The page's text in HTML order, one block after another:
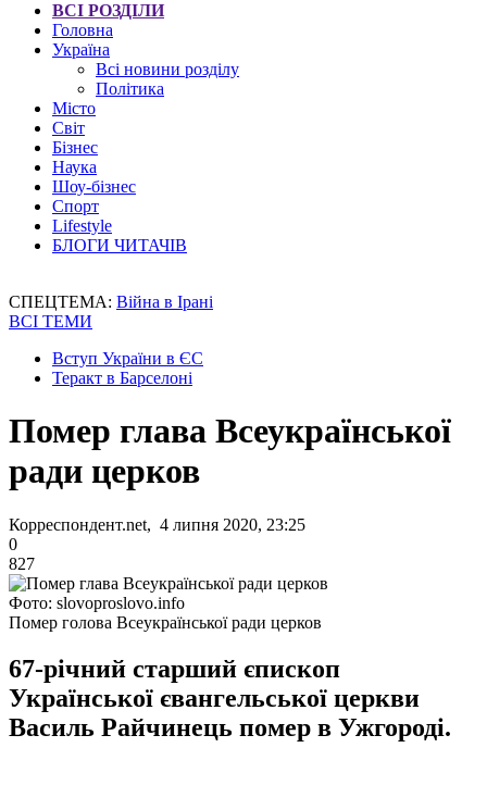
ВСІ РОЗДІЛИ
Головна
Україна
Всі новини розділу
Політика
Місто
Світ
Бізнес
Наука
Шоу-бізнес
Спорт
Lifestyle
БЛОГИ ЧИТАЧІВ
СПЕЦТЕМА: Війна в Ірані
ВСІ ТЕМИ
Вступ України в ЄС
Теракт в Барселоні
Помер глава Всеукраїнської
ради церков
Корреспондент.net, 4 липня 2020, 23:25
0
827
Фото: slovoproslovo.info
Помер голова Всеукраїнської ради церков
67-річний старший єпископ
Української євангельської церкви
Василь Райчинець помер в Ужгороді.